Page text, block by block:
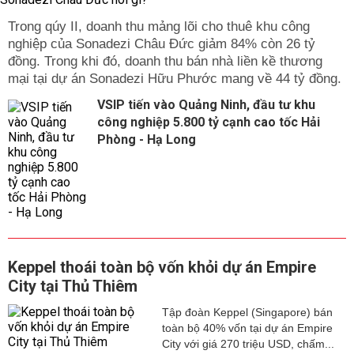
Trong qúy II, doanh thu mảng lõi cho thuê khu công
nghiệp của Sonadezi Châu Đức giảm 84% còn 26 tỷ
đồng. Trong khi đó, doanh thu bán nhà liền kề thương
mại tại dự án Sonadezi Hữu Phước mang về 44 tỷ đồng.
VSIP tiến vào Quảng Ninh, đầu tư khu
công nghiệp 5.800 tỷ cạnh cao tốc Hải
Phòng - Hạ Long
Keppel thoái toàn bộ vốn khỏi dự án Empire
City tại Thủ Thiêm
Tập đoàn Keppel (Singapore) bán
toàn bộ 40% vốn tại dự án Empire
City với giá 270 triệu USD, chấm...